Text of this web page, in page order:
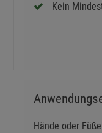
Kein
Hände oder